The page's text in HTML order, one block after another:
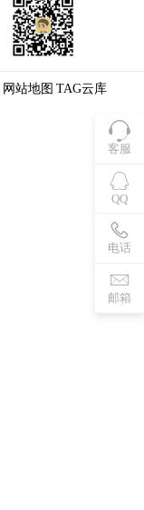
客服
QQ
电话
邮箱
网站地图 TAG云库